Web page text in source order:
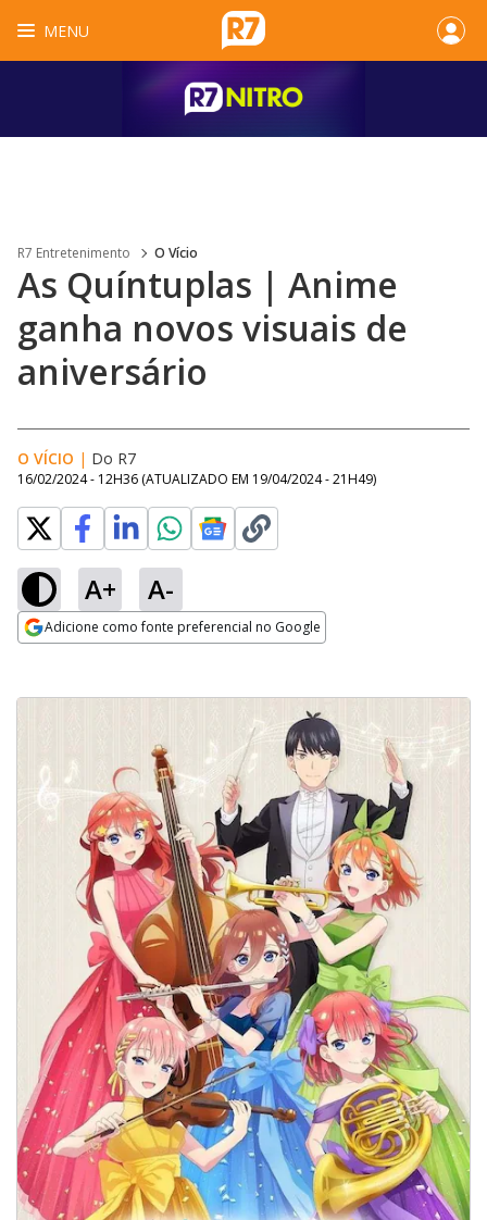
MENU
R7 Entretenimento O Vício
As Quíntuplas | Anime
ganha novos visuais de
aniversário
O VÍCIO | Do R7
16/02/2024 - 12H36 (ATUALIZADO EM 19/04/2024 - 21H49)
A+ A-
Adicione como fonte preferencial no Google